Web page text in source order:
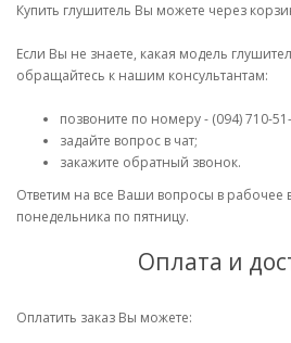
Купить глушитель Вы можете через
Если Вы не знаете, какая модель
обращайтесь к нашим консультантам:
позвоните по номеру - (094) 710-
задайте вопрос в чат;
закажите обратный звонок.
Ответим на все Ваши вопросы в рабочее
понедельника по пятницу.
Оплата и
Оплатить заказ Вы можете: